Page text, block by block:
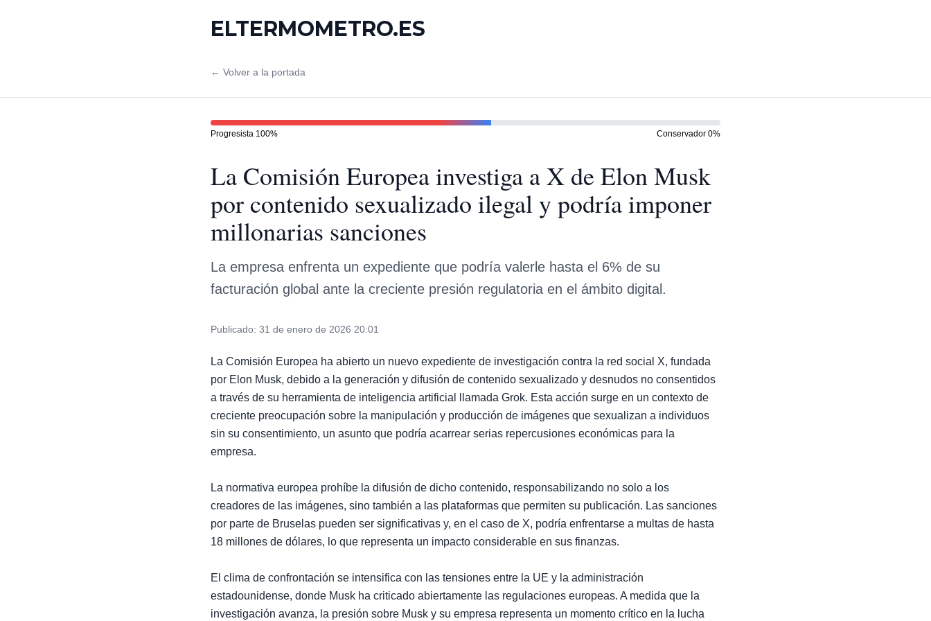
ELTERMOMETRO.ES
← Volver a la portada
Progresista 100% Conservador 0%
La Comisión Europea investiga a X de Elon Musk
por contenido sexualizado ilegal y podría imponer
millonarias sanciones
La empresa enfrenta un expediente que podría valerle hasta el 6% de su
facturación global ante la creciente presión regulatoria en el ámbito digital.
Publicado: 31 de enero de 2026 20:01
La Comisión Europea ha abierto un nuevo expediente de investigación contra la red social X, fundada
por Elon Musk, debido a la generación y difusión de contenido sexualizado y desnudos no consentidos
a través de su herramienta de inteligencia artificial llamada Grok. Esta acción surge en un contexto de
creciente preocupación sobre la manipulación y producción de imágenes que sexualizan a individuos
sin su consentimiento, un asunto que podría acarrear serias repercusiones económicas para la
empresa.
La normativa europea prohíbe la difusión de dicho contenido, responsabilizando no solo a los
creadores de las imágenes, sino también a las plataformas que permiten su publicación. Las sanciones
por parte de Bruselas pueden ser significativas y, en el caso de X, podría enfrentarse a multas de hasta
18 millones de dólares, lo que representa un impacto considerable en sus finanzas.
El clima de confrontación se intensifica con las tensiones entre la UE y la administración
estadounidense, donde Musk ha criticado abiertamente las regulaciones europeas. A medida que la
investigación avanza, la presión sobre Musk y su empresa representa un momento crítico en la lucha